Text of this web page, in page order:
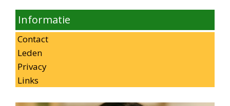
Informatie
Contact
Leden
Privacy
Links